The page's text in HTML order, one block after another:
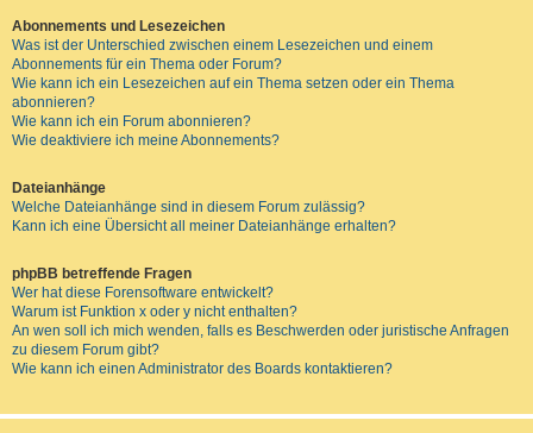
Abonnements und Lesezeichen
Was ist der Unterschied zwischen einem Lesezeichen und einem
Abonnements für ein Thema oder Forum?
Wie kann ich ein Lesezeichen auf ein Thema setzen oder ein Thema
abonnieren?
Wie kann ich ein Forum abonnieren?
Wie deaktiviere ich meine Abonnements?
Dateianhänge
Welche Dateianhänge sind in diesem Forum zulässig?
Kann ich eine Übersicht all meiner Dateianhänge erhalten?
phpBB betreffende Fragen
Wer hat diese Forensoftware entwickelt?
Warum ist Funktion x oder y nicht enthalten?
An wen soll ich mich wenden, falls es Beschwerden oder juristische Anfragen
zu diesem Forum gibt?
Wie kann ich einen Administrator des Boards kontaktieren?